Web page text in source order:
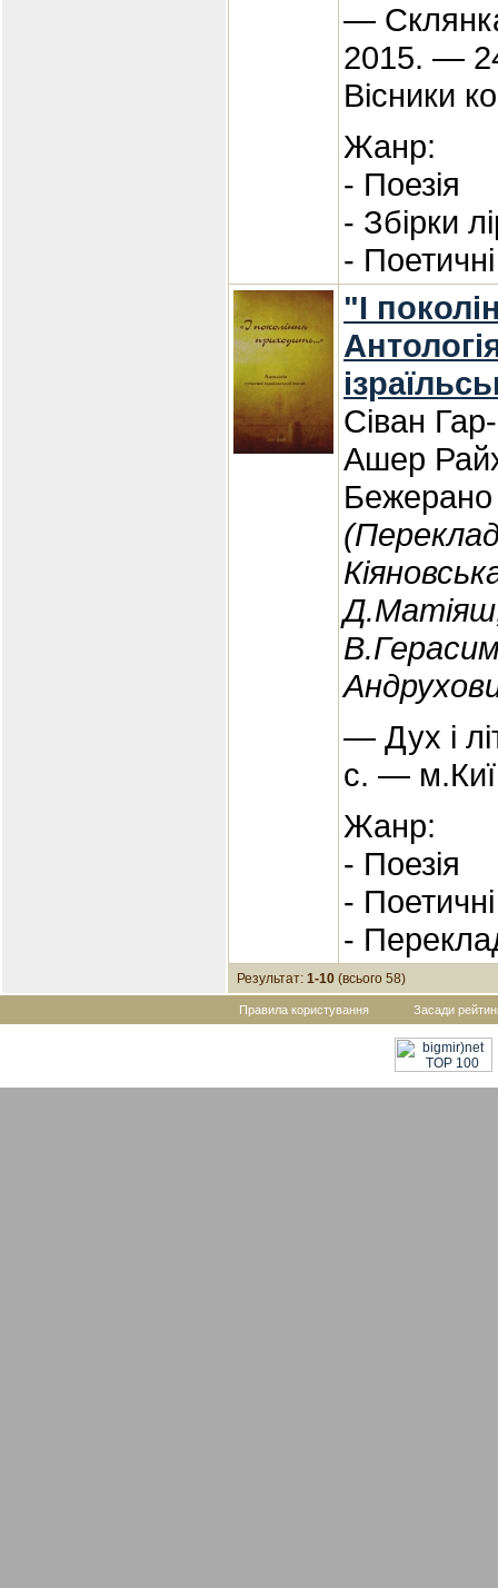
—
2015. —
Вісники
Жанр:
- Поезія
- Збірки
- Поетичні
"І
Сіван
Ашер
Бежерано
— Дух і
с. —
Жанр:
- Поезія
- Поетичні
-
Результат: 1-10 (всього 58)
Правила користування Засади